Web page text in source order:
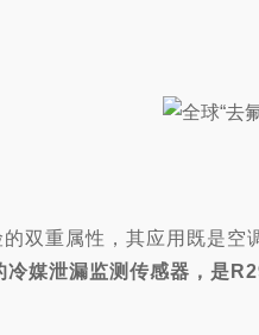
双重属性，其应用既是
媒泄漏监测传感器，是